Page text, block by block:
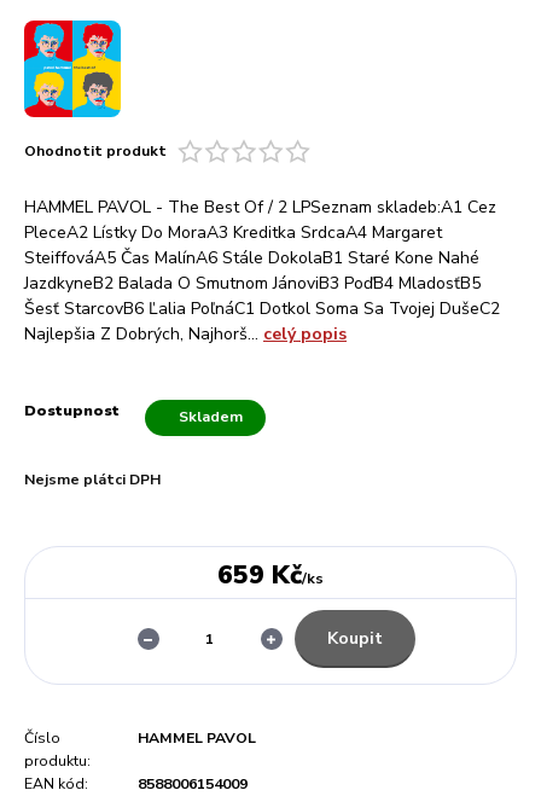
Ohodnotit produkt
HAMMEL PAVOL - The Best Of / 2 LPSeznam skladeb:A1 Cez
PleceA2 Lístky Do MoraA3 Kreditka SrdcaA4 Margaret
SteiffováA5 Čas MalínA6 Stále DokolaB1 Staré Kone Nahé
JazdkyneB2 Balada O Smutnom JánoviB3 PoďB4 MladosťB5
Šesť StarcovB6 Ľalia PoľnáC1 Dotkol Soma Sa Tvojej DušeC2
Najlepšia Z Dobrých, Najhorš... celý popis
Dostupnost Skladem
Nejsme plátci DPH
659 Kč/ks
Koupit
Číslo
produktu:
HAMMEL PAVOL
EAN kód:
8588006154009